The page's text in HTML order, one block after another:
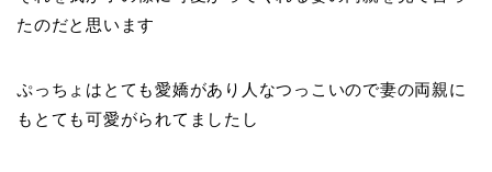
たのだと思います
ぷっちょはとても愛嬌があり人なつっこいので妻の両親に
もとても可愛がられてましたし